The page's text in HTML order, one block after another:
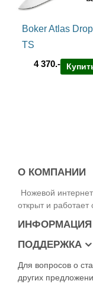
Boker Atlas
TS
4 370.-
О КОМПАНИИ
Ножевой
открыт и работает
ИНФОРМАЦИЯ
ПОДДЕРЖКА
Для вопросов о
других